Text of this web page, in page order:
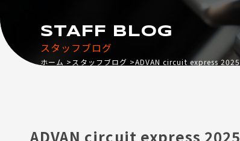
スタッフブログ
STAFF BLOG
ホーム スタッフブログ ADVAN circuit express 2025
ADVAN circuit express 2025